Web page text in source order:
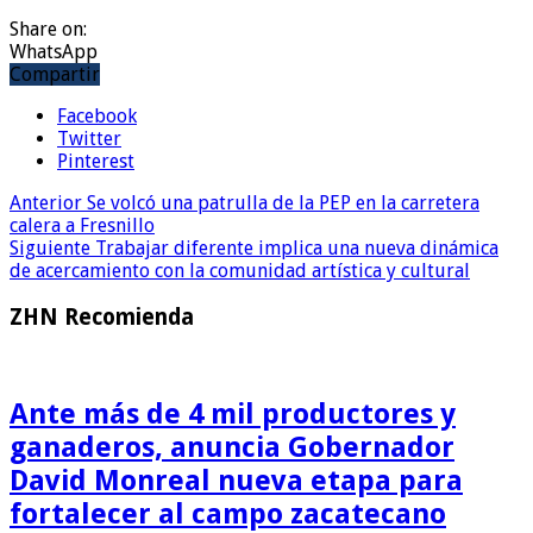
Share on:
WhatsApp
Compartir
Facebook
Twitter
Pinterest
Anterior Se volcó una patrulla de la PEP en la carretera
calera a Fresnillo
Siguiente Trabajar diferente implica una nueva dinámica
de acercamiento con la comunidad artística y cultural
ZHN Recomienda
Ante más de 4 mil productores y
ganaderos, anuncia Gobernador
David Monreal nueva etapa para
fortalecer al campo zacatecano